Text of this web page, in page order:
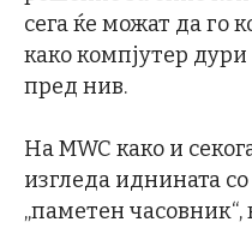
сега ќе можат да го
како компјутер
пред нив.
На MWC како и
изгледа иднината со
„паметен часовник“,